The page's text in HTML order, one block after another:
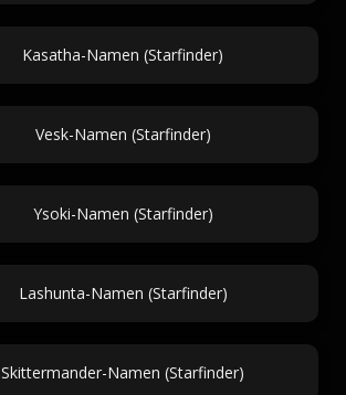
Kasatha-Namen (Starfinder)
Vesk-Namen (Starfinder)
Ysoki-Namen (Starfinder)
Lashunta-Namen (Starfinder)
Skittermander-Namen (Starfinder)